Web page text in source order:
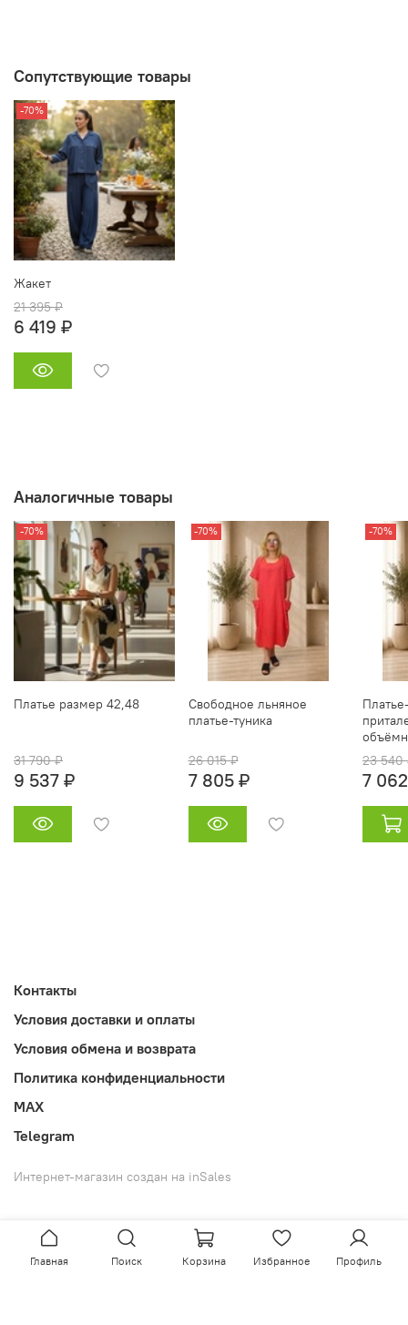
Сопутствующие товары
-70%
Жакет
21 395 ₽
6 419 ₽
Аналогичные товары
-70%
Платье размер 42,48
31 790 ₽
9 537 ₽
-70%
Свободное льняное
платье‑туника
26 015 ₽
7 805 ₽
-70%
23 540
7
Контакты
Условия доставки и оплаты
Условия обмена и возврата
Политика конфиденциальности
MAX
Telegram
Интернет-магазин создан на inSales
Главная Поиск Корзина Избранное Профиль